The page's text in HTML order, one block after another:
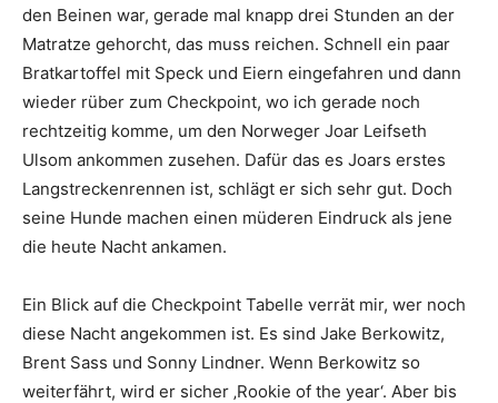
den Beinen war, gerade mal knapp drei Stunden an der
Matratze gehorcht, das muss reichen. Schnell ein paar
Bratkartoffel mit Speck und Eiern eingefahren und dann
wieder rüber zum Checkpoint, wo ich gerade noch
rechtzeitig komme, um den Norweger Joar Leifseth
Ulsom ankommen zusehen. Dafür das es Joars erstes
Langstreckenrennen ist, schlägt er sich sehr gut. Doch
seine Hunde machen einen müderen Eindruck als jene
die heute Nacht ankamen.
Ein Blick auf die Checkpoint Tabelle verrät mir, wer noch
diese Nacht angekommen ist. Es sind Jake Berkowitz,
Brent Sass und Sonny Lindner. Wenn Berkowitz so
weiterfährt, wird er sicher ‚Rookie of the year‘. Aber bis